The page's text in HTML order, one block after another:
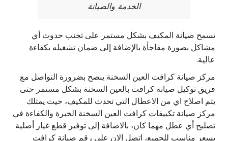
الخدمة والصيانة
تسمح صيانة المكيف بشكل مستمر على تجنب حدوث أي
مشاكل بصورة مفاجأة بالإضافة إلى ضمان تشغيله بكفاءة
عالية.
مركز صيانة كرافت العين السخنة ينصح بضرورة التواصل مع
فريق توكيل صيانة كرافت بالعين السخنة بشكل مستمر حتى
يتم اصلاح اي من الاعطال التي تحدث للمكيف، حيث يمتلك
مركز صيانة تكييفات كرافت العين السخنة الخبرة والكفاءة في
تصليح أي عطل مهما كان، بالاضافة إلى توفير قطع غيار أصلية
بسعر مناسب للجميع، اتصل الان على رقم صيانة كرافت